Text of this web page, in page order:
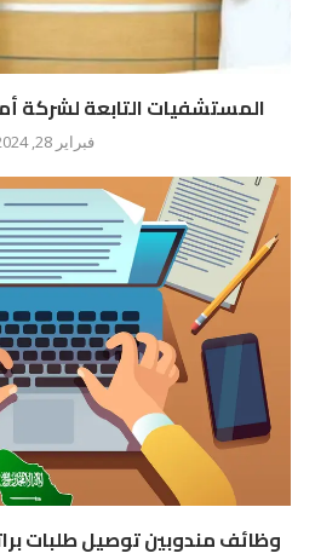
المستشفيات التابعة لشركة
فبراير 28, 2024
وظائف مندوبين توصيل طلبات براتب 5000 فى